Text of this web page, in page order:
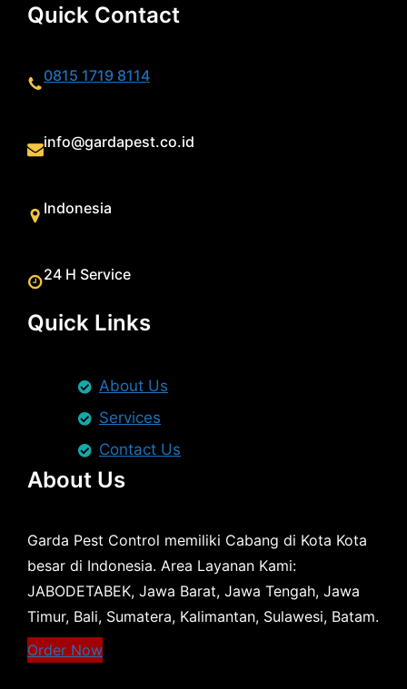
Quick Contact
0815 1719 8114
info@gardapest.co.id
Indonesia
24 H Service
Quick Links
About Us
Services
Contact Us
About Us
Garda Pest Control memiliki Cabang di Kota Kota
besar di Indonesia. Area Layanan Kami:
JABODETABEK, Jawa Barat, Jawa Tengah, Jawa
Timur, Bali, Sumatera, Kalimantan, Sulawesi, Batam.
Order Now